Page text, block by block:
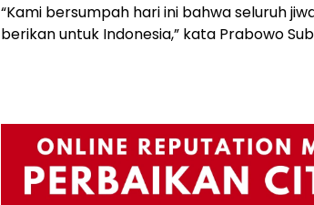
“Kami bersumpah hari ini bahwa seluruh
berikan untuk Indonesia,” kata Prabowo